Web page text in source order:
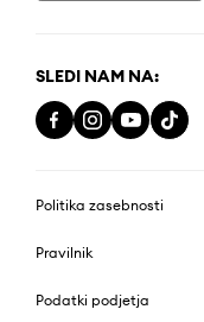
SLEDI NAM NA:
Politika zasebnosti
Pravilnik
Podatki podjetja